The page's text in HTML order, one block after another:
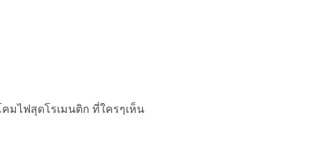
มไฟสุดโรเมนติก ที่ใครๆเห็น